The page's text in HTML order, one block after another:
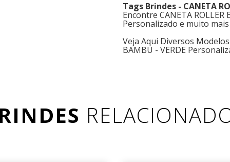
Tags Brindes - CANETA
Encontre CANETA
Personalizado e muito
Veja Aqui Diversos
BAMBU - VERDE